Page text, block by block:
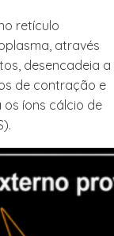
retículo
através
desencadeia a
de contração e
os íons cálcio de